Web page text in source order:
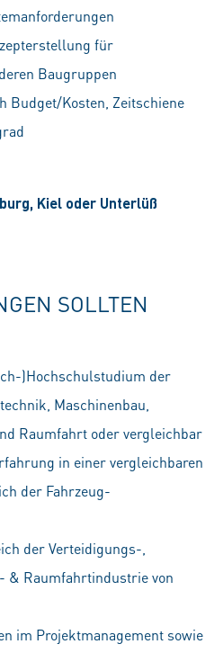
für
Baugruppen
Budget/Kosten, Zeitschiene
Kiel oder Unterlüß
SOLLTEN
)Hochschulstudium der
Maschinenbau,
Raumfahrt oder vergleichbar
in einer vergleichbaren
der Fahrzeug-
der Verteidigungs-,
& Raumfahrtindustrie von
im Projektmanagement sowie